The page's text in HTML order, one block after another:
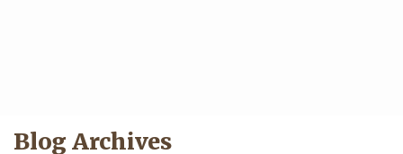
Blog Archives